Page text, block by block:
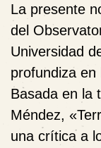
La presente
del
Universidad
profundiza en
Basada en la
Méndez,
una crítica a